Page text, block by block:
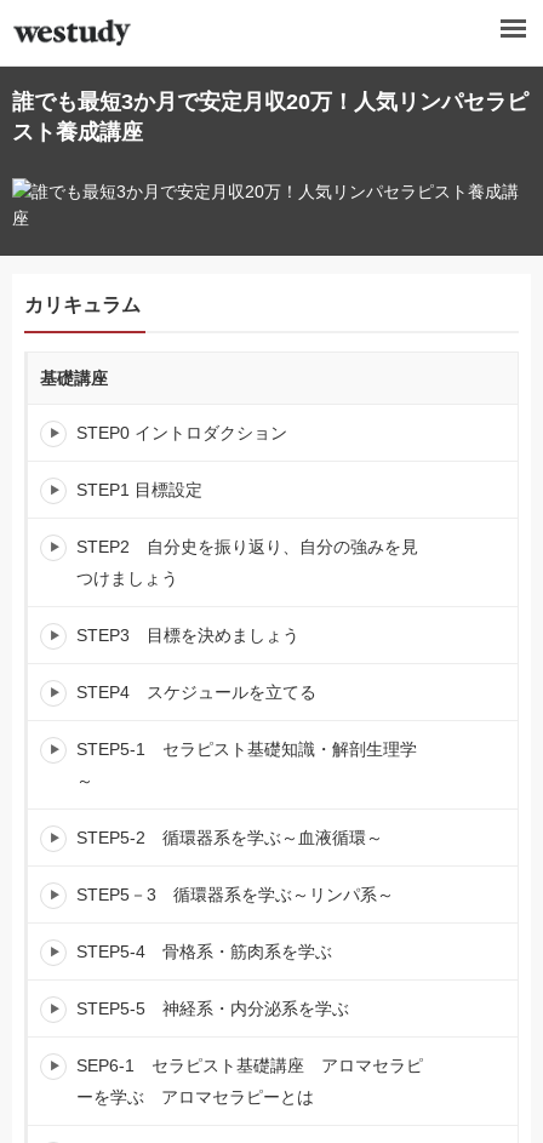
誰でも最短3か月で安定月収20万！人気リンパセラピ
スト養成講座
カリキュラム
基礎講座
STEP0 イントロダクション
STEP1 目標設定
STEP2 自分史を振り返り、自分の強みを見
つけましょう
STEP3 目標を決めましょう
STEP4 スケジュールを立てる
STEP5-1 セラピスト基礎知識・解剖生理学
～
STEP5-2 循環器系を学ぶ～血液循環～
STEP5－3 循環器系を学ぶ～リンパ系～
STEP5-4 骨格系・筋肉系を学ぶ
STEP5-5 神経系・内分泌系を学ぶ
SEP6-1 セラピスト基礎講座 アロマセラピ
ーを学ぶ アロマセラピーとは